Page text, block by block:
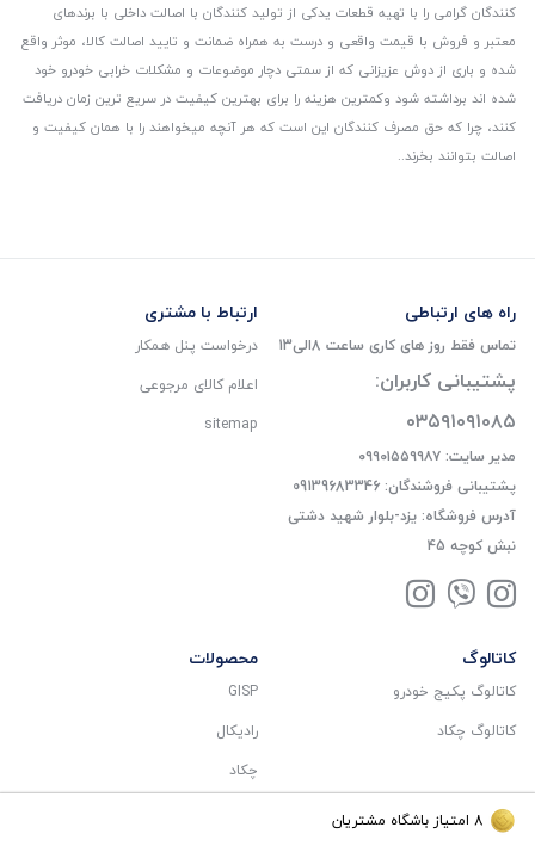
8 امتیاز باشگاه مشتریان
کنندگان گرامی را با تهیه قطعات یدکی از تولید کنندگان با اصالت داخلی با برندهای
معتبر و فروش با قیمت واقعی و درست به همراه ضمانت و تایید اصالت کالا، موثر واقع
شده و باری از دوش عزیزانی که از سمتی دچار موضوعات و مشکلات خرابی خودرو خود
شده اند برداشته شود و‌کمترین هزینه را برای بهترین کیفیت در سریع ترین زمان دریافت
کنند، چرا که حق مصرف کنندگان این است که هر آنچه میخواهند را با همان کیفیت و
اصالت بتوانند بخرند..
راه های ارتباطی
تماس فقط روز های کاری ساعت 8الی13
پشتیبانی کاربران:
۰۳۵۹۱۰۹۱۰۸۵
مدیر سایت: ۰۹۹۰۱۵۵۹۹۸۷
پشتیبانی فروشندگان: 09139683346
آدرس فروشگاه: یزد-بلوار شهید دشتی
نبش کوچه 45
ارتباط با مشتری
درخواست پنل همکار
اعلام کالای مرجوعی
sitemap
کاتالوگ
کاتالوگ پکیج خودرو
کاتالوگ چکاد
محصولات
GISP
رادیکال
چکاد